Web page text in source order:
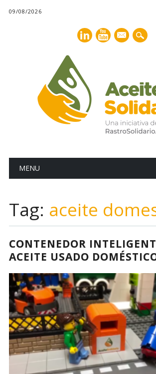
09/08/2026
mail
Main menu
MENU
Tag: aceite
CONTENEDOR
ACEITE USADO